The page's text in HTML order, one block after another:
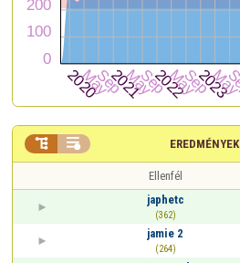
EREDMÉNYEK
 
Ellenfél
japhetc
(362)
jamie 2
(264)